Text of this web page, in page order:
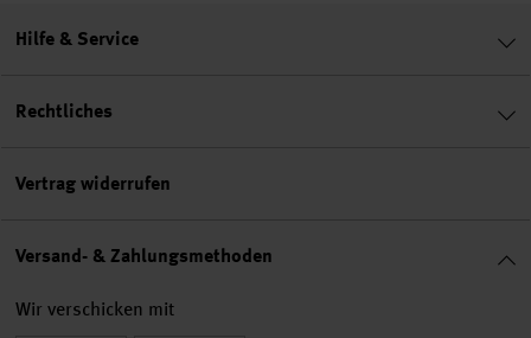
Hilfe & Service
Rechtliches
Vertrag widerrufen
Versand- & Zahlungsmethoden
Wir verschicken mit